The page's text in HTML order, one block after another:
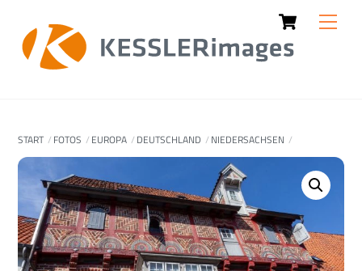
content
Cart
START FOTOS EUROPA DEUTSCHLAND NIEDERSACHSEN